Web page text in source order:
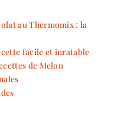
au Thermomix : la
facile et inratable
de Melon